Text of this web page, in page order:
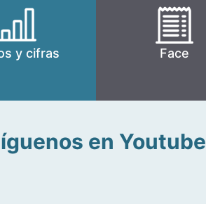
y cifras Face
en Youtube